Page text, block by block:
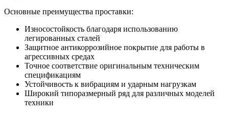
Основные преимущества проставки:
Износостойкость благодаря использованию
легированных сталей
Защитное антикоррозийное покрытие для работы в
агрессивных средах
Точное соответствие оригинальным техническим
спецификациям
Устойчивость к вибрациям и ударным нагрузкам
Широкий типоразмерный ряд для различных моделей
техники